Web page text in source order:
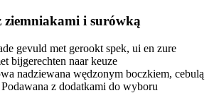
ziemniakami i surówką
gevuld met gerookt spek, ui en zure
bijgerechten naar keuze
nadziewana wędzonym boczkiem, cebulą
z dodatkami do wyboru